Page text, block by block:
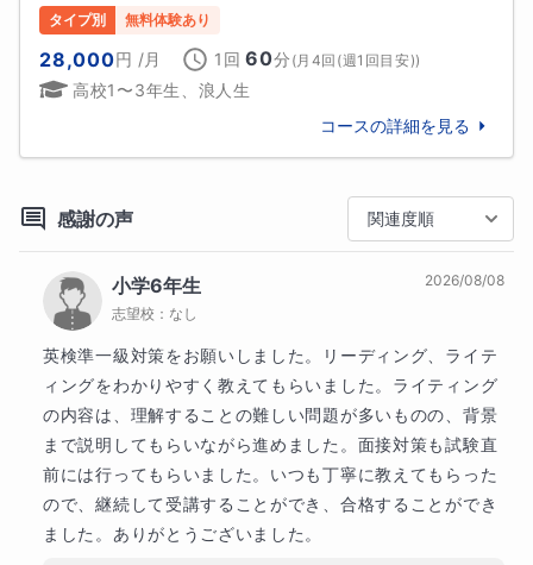
をモットーに、レッスンを行っています
＊生徒さんの目線に立ち声を聞く
＊何が問題なのかを見つけ目標に近づくように導く
＊点数が上がる、発音で自信が持てるなどの成功体験
を増やし、やる気を引き出す
これらをを心がけております
ーーーーーーーーーー
◆経歴と指導経験
約20年、欧州　(スイス、イギリス) に居住していまし
た。
神戸カナディアンアカデミー 合格
法政大学国際高等学校 合格
工学院大学附属高等学校インターナショナルクラス 合
アサンプション国際中学校高等学校 国際科 合格
サレジアン国際学園世田谷中学校、インターナショナ
サレジアン国際学園赤羽中学校　合格
ドルトン東京学園 中等部・高等部 帰国生入試合格
ドルトン東京学園中学部　特色型入試思考・表現型(英
語選択) 入試合格
関東学院高等学校　帰国生入試合格
関東学院中学校　帰国生入試合格
同志社国際中学　帰国生入試合格
同志社国際高等学校　帰国生入試合格
啓明学園高等学校　帰国生入試合格
逗子開成中学　帰国生入試合格
青山学院横浜英和中学　帰国生入試合格
西武学園文理中学　英語四技能型入試　特待生合格
タイプ別 無料体験あり
28,000円 /月 1回 60分 ( 月4回(週1回目安))
高校1〜3年生、浪人生
コースの詳細を見る
感謝の声 関連度順
小学6年生
志望校： なし
2026/08/08
英検準一級対策をお願いしました。リーディング、ライテ
ィングをわかりやすく教えてもらいました。ライティング
の内容は、理解することの難しい問題が多いものの、背景
まで説明してもらいながら進めました。面接対策も試験直
前には行ってもらいました。いつも丁寧に教えてもらった
ので、継続して受講することができ、合格することができ
ました。ありがとうございました。